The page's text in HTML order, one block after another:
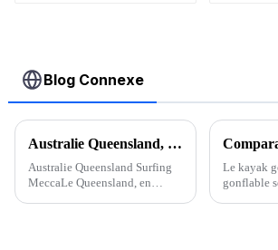
Blog Connexe
Australie Queensland, la Mecque du surf
Australie Queensland Surfing
MeccaLe Queensland, en
Le kayak
gonflable